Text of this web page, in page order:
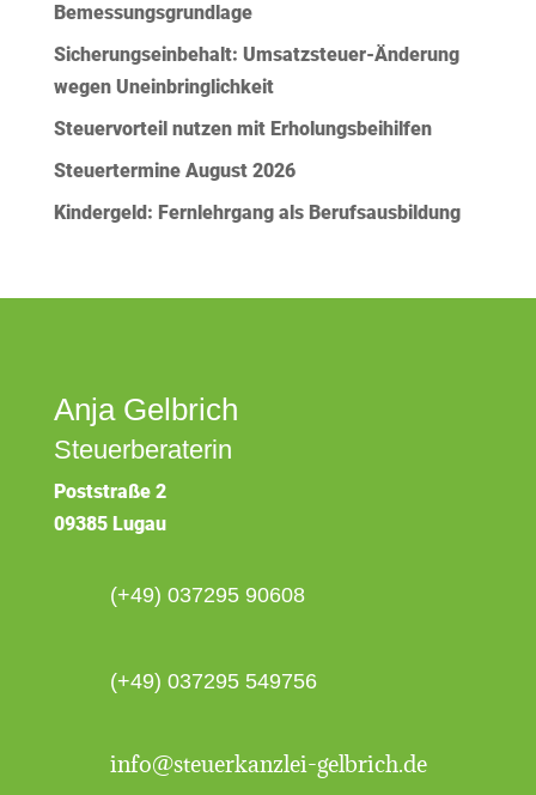
Bemessungsgrundlage
Sicherungseinbehalt: Umsatzsteuer-Änderung
wegen Uneinbringlichkeit
Steuervorteil nutzen mit Erholungsbeihilfen
Steuertermine August 2026
Kindergeld: Fernlehrgang als Berufsausbildung
Anja Gelbrich
Steuerberaterin
Poststraße 2
09385 Lugau
(+49) 037295 90608
(+49) 037295 549756
info@steuerkanzlei-gelbrich.de